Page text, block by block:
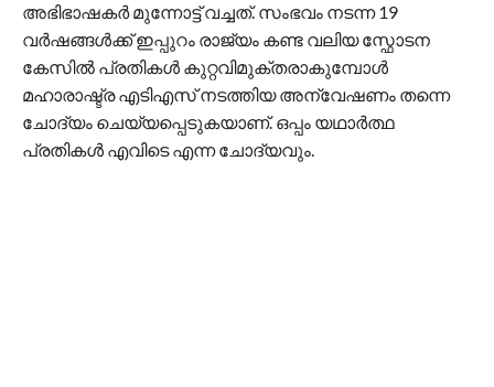
അഭിഭാഷകർ മുന്നോട്ട് വച്ചത്. സംഭവം നടന്ന 19
വർഷങ്ങൾക്ക് ഇപ്പുറം രാജ്യം കണ്ട വലിയ സ്ഫോടന
കേസിൽ പ്രതികൾ കുറ്റവിമുക്തരാകുമ്പോൾ
മഹാരാഷ്ട്ര എടിഎസ് നടത്തിയ അന്വേഷണം തന്നെ
ചോദ്യം ചെയ്യപ്പെടുകയാണ്. ഒപ്പം യഥാർത്ഥ
പ്രതികൾ എവിടെ എന്ന ചോദ്യവും.